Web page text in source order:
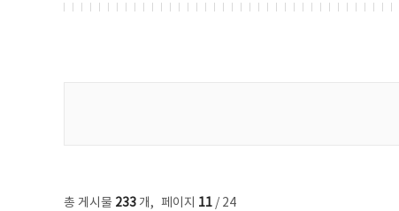
총 게시물 233 개, 페이지 11 / 24